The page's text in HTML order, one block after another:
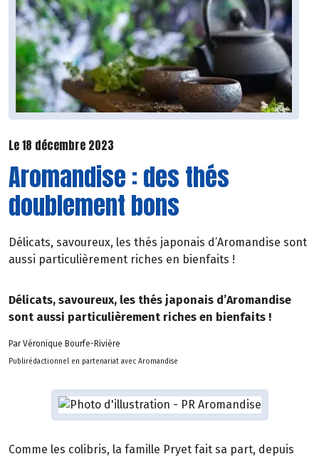
Le 18 décembre 2023
Aromandise : des thés
doublement bons
Délicats, savoureux, les thés japonais d’Aromandise sont
aussi particulièrement riches en bienfaits !
Délicats, savoureux, les thés japonais d’Aromandise
sont aussi particulièrement riches en bienfaits !
Par Véronique Bourfe-Rivière
Publirédactionnel en partenariat avec Aromandise
Comme les colibris, la famille Pryet fait sa part, depuis